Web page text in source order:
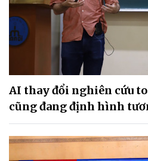
AI thay đổi nghiên cứu
cũng đang định hình